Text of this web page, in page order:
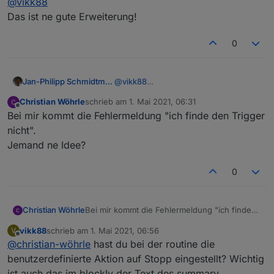
Nun erstellt ihr ein Skript. In
diesem fügt ihr einen Trigger auf
Änderungen des Datenpunkts
"history/summary" hinzu. In
summary steht die letzte
Das ist ne gute Erweiterung!
0
Jan-Philipp Schmidtmann @vikk88
Offline
Christian Wöhrleschrieb am 1. Mai 2021, 06:31
zuletzt editiert von
Bei mir kommt die Fehlermeldung "ich finde den Trigger
nicht".
Jemand ne Idee?
0
Christian WöhrleBei mir kommt die Fehlermeldung "ich finde
Jemand ne Idee?
V
Offline
vikk88schrieb am 1. Mai 2021, 06:56
zuletzt editiert von
@christian-wöhrle hast du bei der routine die
benutzerdefinierte Aktion auf Stopp eingestellt? Wichtig